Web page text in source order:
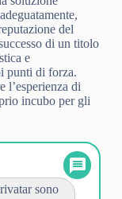
del
di un titolo
e
punti di forza.
l’esperienza di
incubo per gli
sono